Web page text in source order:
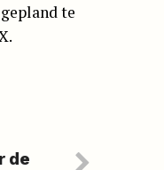
te
de